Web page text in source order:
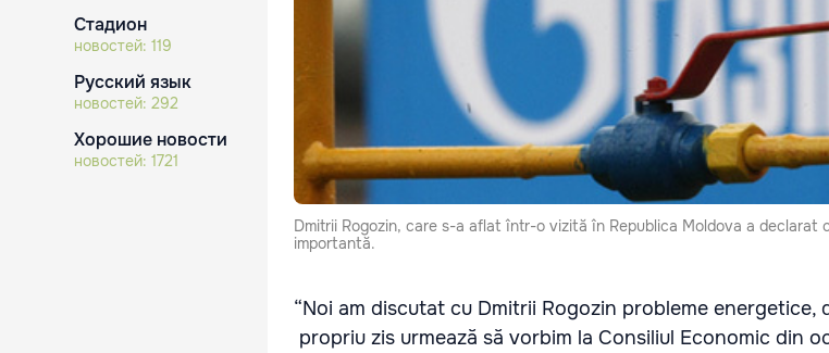
Стадион
новостей: 119
Русский язык
новостей: 292
Хорошие новости
новостей: 1721
Dmitrii Rogozin, care s-a aflat într-o vizită în Republica Moldova a declarat
importantă.
“Noi am discutat cu Dmitrii Rogozin probleme energetice,
propriu zis urmează să vorbim la Consiliul Economic din